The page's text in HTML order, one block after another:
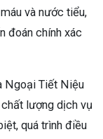
và nước tiểu,
đoán chính xác
Ngoại Tiết Niệu
lượng dịch vụ
quá trình điều